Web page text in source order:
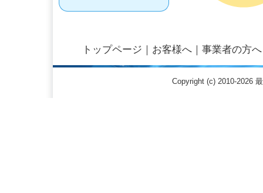
トップページ ｜ お客様へ ｜ 事業者の方へ
Copyright (c) 2010-2026